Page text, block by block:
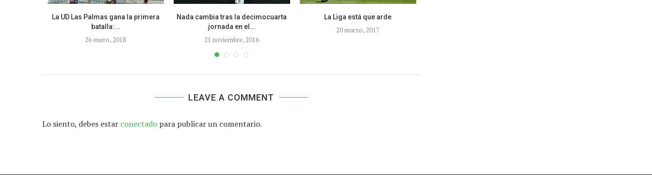
La UD Las Palmas gana la primera
batalla:...
26 enero, 2018
Nada cambia tras la decimocuarta
jornada en el...
21 noviembre, 2016
La Liga está que arde
20 marzo, 2017
LEAVE A COMMENT
Lo siento, debes estar conectado para publicar un comentario.